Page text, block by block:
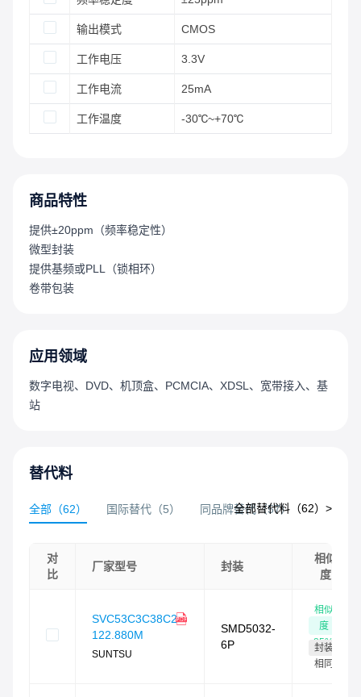
输出模式 CMOS
工作电压 3.3V
工作电流 25mA
工作温度 -30℃~+70℃
商品特性
提供±20ppm（频率稳定性）
微型封装
提供基频或PLL（锁相环）
卷带包装
应用领域
数字电视、DVD、机顶盒、PCMCIA、XDSL、宽带接入、基
站
替代料
全部 （62） 国际替代 （5） 同品牌替代（57）
全部替代料（62）>
对
比
厂家型号 封装
相似
度
SVC53C3C38C2-
122.880M
SUNTSU
SMD5032-
6P
相似
度
85%
封装
相同